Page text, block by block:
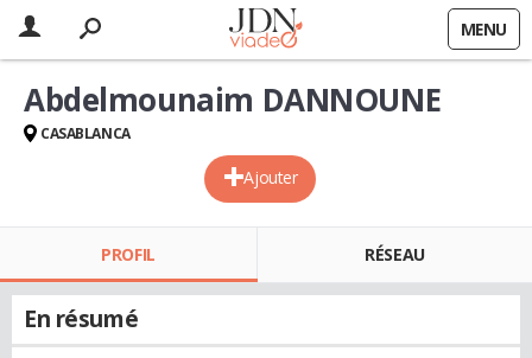
MENU
Ajouter
Abdelmounaim DANNOUNE
CASABLANCA
PROFIL RÉSEAU
En résumé